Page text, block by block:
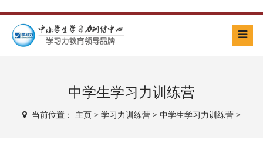
中学生学习力训练营
当前位置： 主页> 学习力训练营> 中学生学习力训练营>